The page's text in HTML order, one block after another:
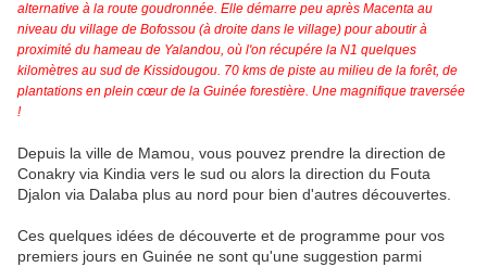
alternative à la route goudronnée. Elle démarre peu après Macenta au
niveau du village de Bofossou (à droite dans le village) pour aboutir à
proximité du hameau de Yalandou, où l'on récupére la N1 quelques
kilomètres au sud de Kissidougou. 70 kms de piste au milieu de la forêt, de
plantations en plein cœur de la Guinée forestière. Une magnifique traversée
!
Depuis la ville de Mamou, vous pouvez prendre la direction de
Conakry via Kindia vers le sud ou alors la direction du Fouta
Djalon via Dalaba plus au nord pour bien d'autres découvertes.
Ces quelques idées de découverte et de programme pour vos
premiers jours en Guinée ne sont qu'une suggestion parmi